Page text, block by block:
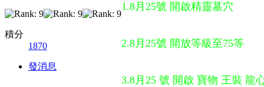
積分
1870
發消息
1.8月25號 開啟精靈墓穴
2.8月25號 開放等級至75等
3.8月25 號 開啟 寶物 王裝 龍